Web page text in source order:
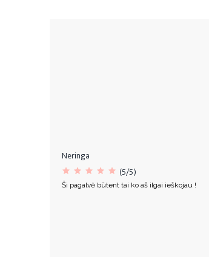
Neringa
(5/5)
Ši pagalvė būtent tai ko aš ilgai ieškojau !